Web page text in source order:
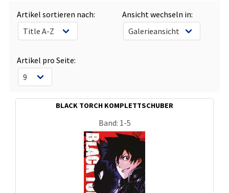
Artikel sortieren nach:
Ansicht wechseln in:
Artikel pro Seite:
BLACK TORCH KOMPLETTSCHUBER
Band: 1-5